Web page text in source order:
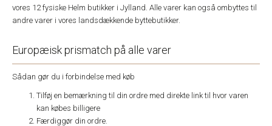
vores 12 fysiske Helm butikker i Jylland. Alle varer kan også ombyttes til
andre varer i vores landsdækkende byttebutikker.
Europæisk prismatch på alle varer
Sådan gør du i forbindelse med køb
Tilføj en bemærkning til din ordre med direkte link til hvor varen
kan købes billigere
Færdiggør din ordre.